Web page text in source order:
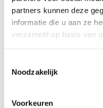
partners kunnen deze
informatie die u aan ze
verzameld op basis van
Noodzakelijk
Voorkeuren
MSD Animal Health
groeiende vraag te
Lees meer
Industrie en bedrijven
DECATHLON